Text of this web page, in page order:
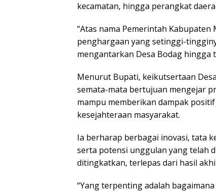
kecamatan, hingga perangkat
“Atas nama Pemerintah Kabupaten
penghargaan yang setinggi-
mengantarkan Desa Bodag hingga
Menurut Bupati, keikutsertaan
semata-mata bertujuan mengejar
mampu memberikan dampak
kesejahteraan masyarakat.
Ia berharap berbagai inovasi, tata
serta potensi unggulan yang telah
ditingkatkan, terlepas dari hasil
“Yang terpenting adalah